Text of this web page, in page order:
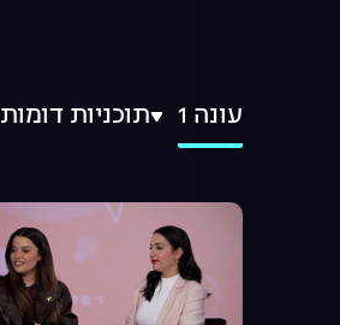
עונה 1 תוכניות דומות